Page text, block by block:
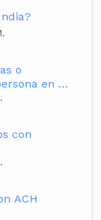
o
en mi
con
ACH